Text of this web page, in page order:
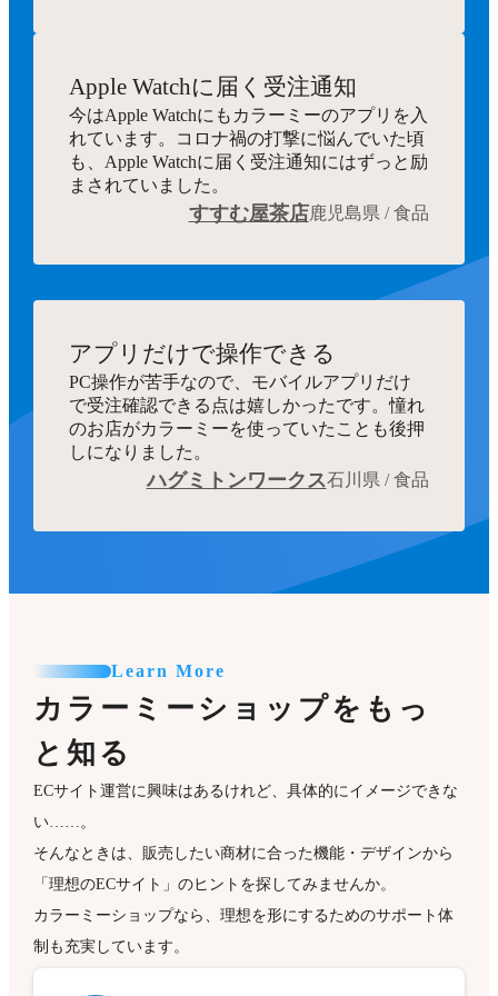
Apple Watchに届く受注通知
今はApple Watchにもカラーミーのアプリを入
れています。コロナ禍の打撃に悩んでいた頃
も、Apple Watchに届く受注通知にはずっと励
まされていました。
すすむ屋茶店鹿児島県 / 食品
アプリだけで操作できる
PC操作が苦手なので、モバイルアプリだけ
で受注確認できる点は嬉しかったです。憧れ
のお店がカラーミーを使っていたことも後押
しになりました。
ハグミトンワークス石川県 / 食品
Learn More
カラーミーショップをもっ
と知る
ECサイト運営に興味はあるけれど、具体的にイメージできな
い……。
そんなときは、販売したい商材に合った機能・デザインから
「理想のECサイト」のヒントを探してみませんか。
カラーミーショップなら、理想を形にするためのサポート体
制も充実しています。